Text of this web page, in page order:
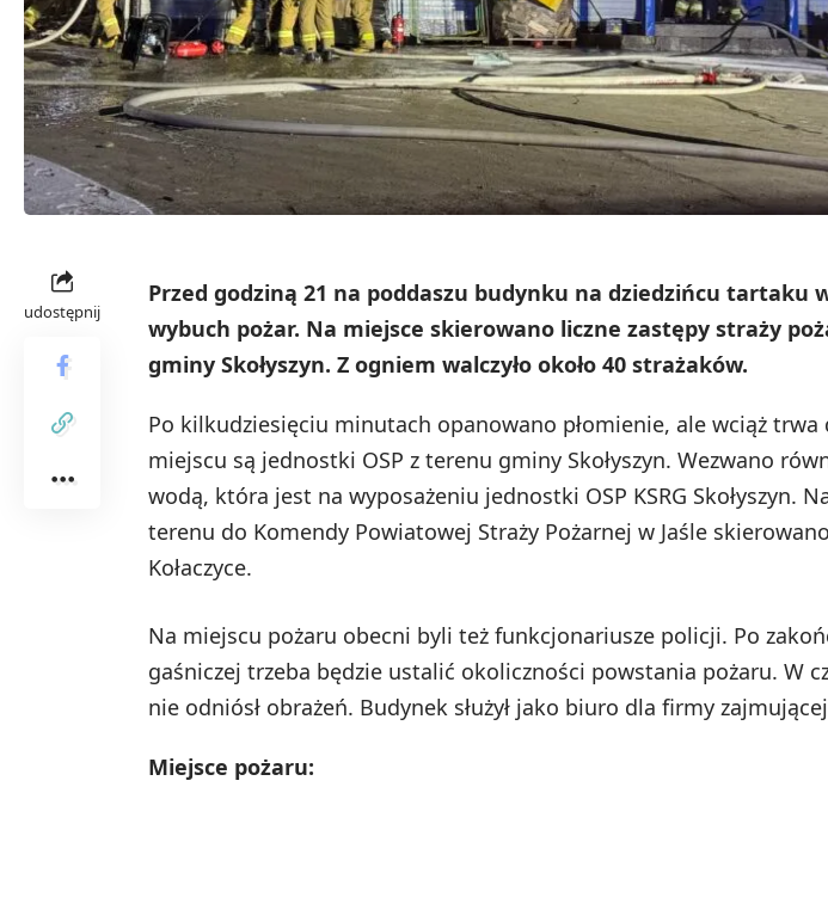
udostępnij
Przed godziną 21 na poddaszu budynku na dziedzińcu tartaku
wybuch pożar. Na miejsce skierowano liczne zastępy straży
gminy Skołyszyn. Z ogniem walczyło około 40 strażaków.
Po kilkudziesięciu minutach opanowano płomienie, ale wciąż trwa
miejscu są jednostki OSP z terenu gminy Skołyszyn. Wezwano
wodą, która jest na wyposażeniu jednostki OSP KSRG Skołyszyn.
terenu do Komendy Powiatowej Straży Pożarnej w Jaśle skierowano
Kołaczyce.
Na miejscu pożaru obecni byli też funkcjonariusze policji. Po
gaśniczej trzeba będzie ustalić okoliczności powstania pożaru. W
nie odniósł obrażeń. Budynek służył jako biuro dla firmy
Miejsce pożaru: